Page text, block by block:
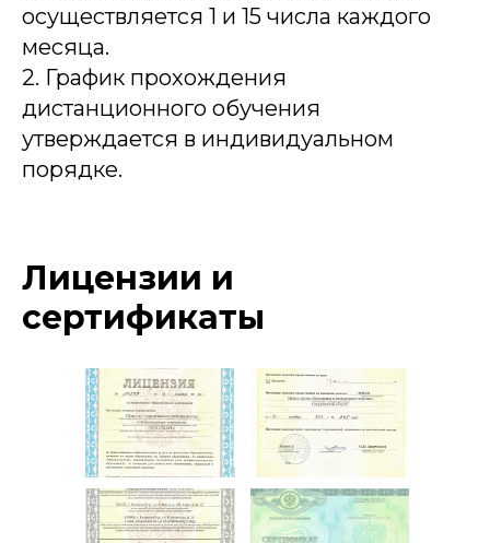
осуществляется 1 и 15 числа каждого
месяца.
2. График прохождения
дистанционного обучения
утверждается в индивидуальном
порядке.
Лицензии и
сертификаты